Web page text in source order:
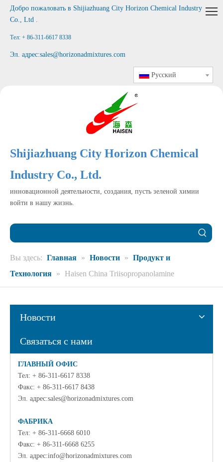
Добро пожаловать в Shijiazhuang City Horizon Chemical Industry
Co., Ltd .
Тел: + 86-311-6617 8338
Эл. адрес:sales@horizonadmixtures.com
Pусский
Shijiazhuang City Horizon Chemical
Industry Co., Ltd.
инновационной деятельности, создания, пусть зеленой химии
войти в нашу жизнь.
Вы здесь: Главная » Новости » Продукт и
Технология » Haisen China Triisopropanolamine
Новости
Связаться с нами
ГЛАВНЫЙ ОФИС
Тел: + 86-311-6617 8338
Факс: + 86-311-6617 8438
Эл. адрес:sales@horizonadmixtures.com
ФАБРИКА
Тел: + 86-311-6668 6010
Факс: + 86-311-6668 6255
Эл. адрес:info@horizonadmixtures.com